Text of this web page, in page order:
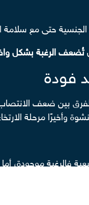
الجنسية حتى مع سلامة
تُضعف الرغبة بشكل
فودة
بين ضعف
وأخيرًا مرحلة
فالرغبة موجودة،